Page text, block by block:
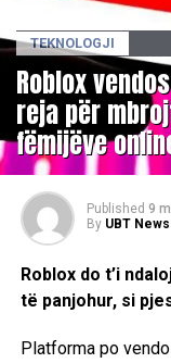
TEKNOLOGJI
Roblox
reja për
fëmijëve
Published 9
By UBT News
Roblox do t’i
të panjohur, si
Platforma po